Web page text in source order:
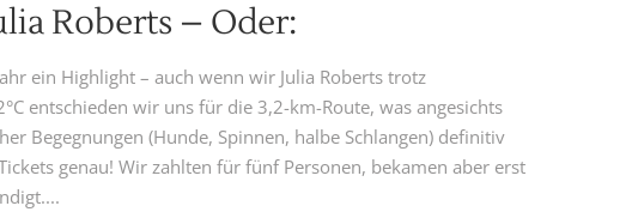
Roberts – Oder:
ein Highlight – auch wenn wir Julia Roberts trotz
entschieden wir uns für die 3,2-km-Route, was angesichts
Begegnungen (Hunde, Spinnen, halbe Schlangen) definitiv
genau! Wir zahlten für fünf Personen, bekamen aber erst